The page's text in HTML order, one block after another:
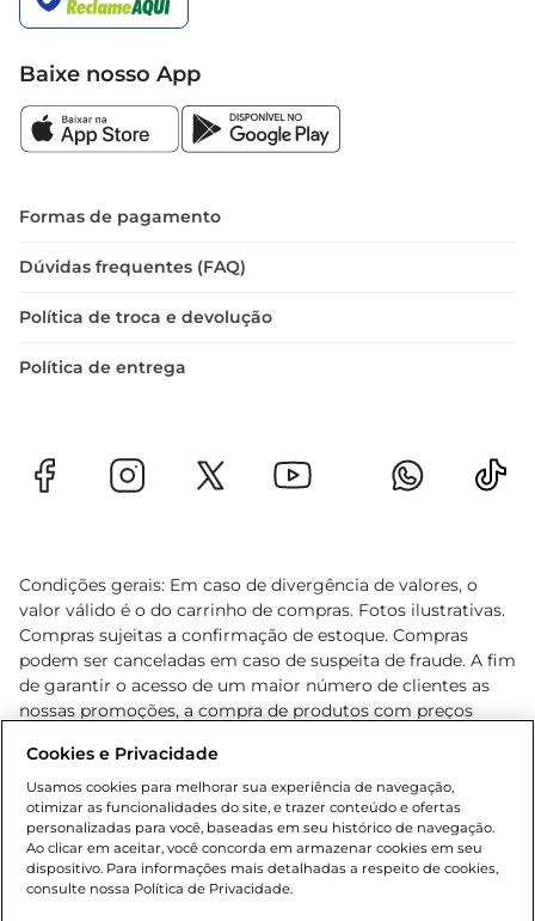
Baixe nosso App
Formas de pagamento
Dúvidas frequentes (FAQ)
Política de troca e devolução
Política de entrega
Condições gerais: Em caso de divergência de valores, o
valor válido é o do carrinho de compras. Fotos ilustrativas.
Compras sujeitas a confirmação de estoque. Compras
podem ser canceladas em caso de suspeita de fraude. A fim
de garantir o acesso de um maior número de clientes as
nossas promoções, a compra de produtos com preços
cliente. Os preços, ofertas e condições são exclusivos para
o e-commerce e válidos durante o dia de hoje, podendo
sofrer alterações sem prévia notificação. Proibida a venda
de bebidas alcoólicas para menores de 18 anos, conforme
Lei n.º 8069/90, art. 81, inciso II (Estatuto da Criança e do
Adolescente). Preços e condições exclusivos para o
Cookies e Privacidade
Usamos cookies para melhorar sua experiência de navegação,
otimizar as funcionalidades do site, e trazer conteúdo e ofertas
personalizadas para você, baseadas em seu histórico de navegação.
Ao clicar em aceitar, você concorda em armazenar cookies em seu
dispositivo. Para informações mais detalhadas a respeito de cookies,
consulte nossa Política de Privacidade.